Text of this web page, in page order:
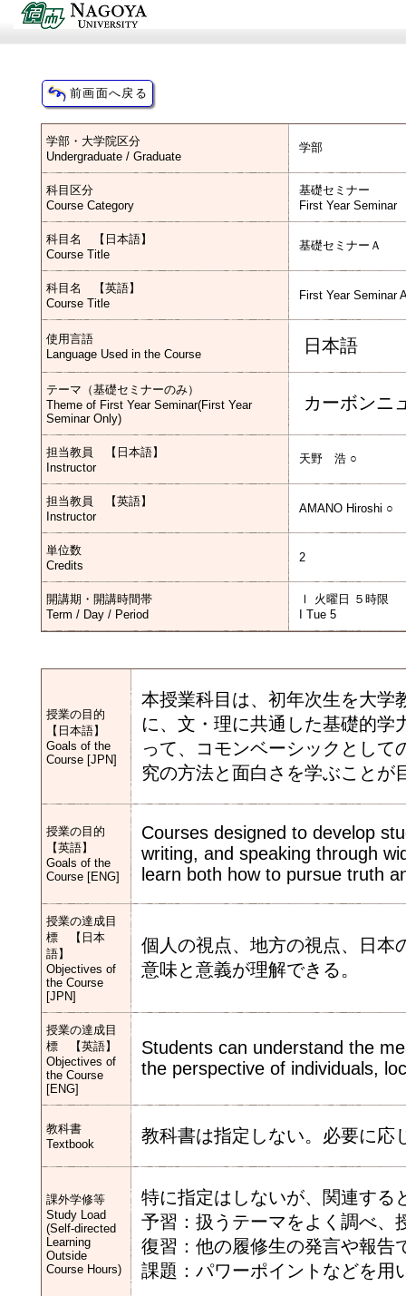
学部・大学院区分
Undergraduate / Graduate
学部
科目区分
Course Category
基礎セミナー
First Year Seminar
科目名 【日本語】
Course Title
基礎セミナーＡ
科目名 【英語】
Course Title
First Year Seminar
使用言語
Language Used in the Course
日本語
テーマ（基礎セミナーのみ）
Theme of First Year Seminar(First Year
Seminar Only)
カーボン
担当教員 【日本語】
Instructor
天野 浩 ○
担当教員 【英語】
Instructor
AMANO Hiroshi ○
単位数
Credits
2
開講期・開講時間帯
Term / Day / Period
Ⅰ 火曜日 ５時限
I Tue 5
授業の目的
【日本語】
Goals of the
Course [JPN]
本授業科目は、初年次生を大学
に、文・理に共通した基礎的学
って、コモンベーシックとし
究の方法と面白さを学ぶことが
授業の目的
【英語】
Goals of the
Course [ENG]
Courses designed to develop
writing, and speaking through
learn both how to pursue truth
授業の達成目
標 【日本
語】
Objectives of
the Course
[JPN]
個人の視点、地方の視点、日本
意味と意義が理解できる。
授業の達成目
標 【英語】
Objectives of
the Course
[ENG]
Students can understand the
the perspective of individuals,
教科書
Textbook
教科書は指定しない。必要に応
課外学修等
Study Load
(Self-directed
Learning
Outside
Course Hours)
特に指定はしないが、関連する
予習：扱うテーマをよく調べ、
復習：他の履修生の発言や報告
課題：パワーポイントなどを用